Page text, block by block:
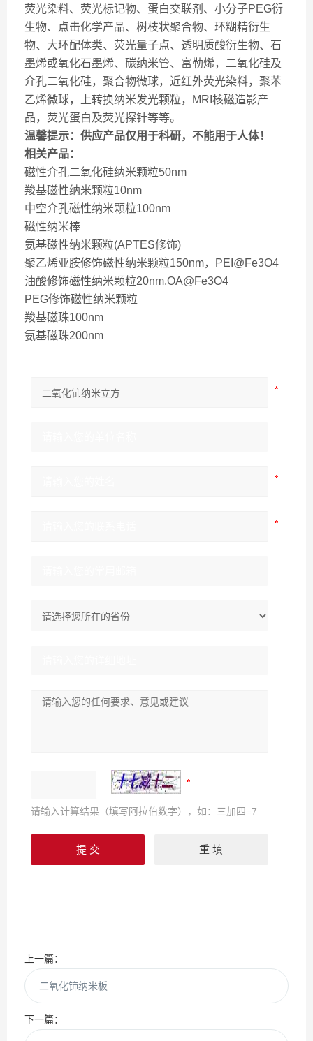
荧光染料、荧光标记物、蛋白交联剂、小分子PEG衍
生物、点击化学产品、树枝状聚合物、环糊精衍生
物、大环配体类、荧光量子点、透明质酸衍生物、石
墨烯或氧化石墨烯、碳纳米管、富勒烯，二氧化硅及
介孔二氧化硅，聚合物微球，近红外荧光染料，聚苯
乙烯微球，上转换纳米发光颗粒，MRI核磁造影产
品，荧光蛋白及荧光探针等等。
温馨提示：供应产品仅用于科研，不能用于人体！
相关产品：
磁性介孔二氧化硅纳米颗粒50nm
羧基磁性纳米颗粒10nm
中空介孔磁性纳米颗粒100nm
磁性纳米棒
氨基磁性纳米颗粒(APTES修饰)
聚乙烯亚胺修饰磁性纳米颗粒150nm，PEI@Fe3O4
油酸修饰磁性纳米颗粒20nm,OA@Fe3O4
PEG修饰磁性纳米颗粒
羧基磁珠100nm
氨基磁珠200nm
请输入计算结果（填写阿拉伯数字），如：三加四=7
上一篇：
二氧化铈纳米板
下一篇：